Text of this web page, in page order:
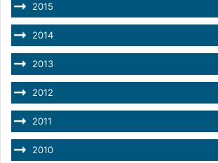
2015
2014
2013
2012
2011
2010